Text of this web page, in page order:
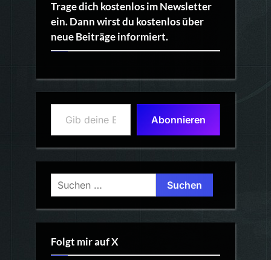
Trage dich kostenlos im Newsletter
ein. Dann wirst du kostenlos über
neue Beiträge informiert.
Gib deine E-Mail-Adresse ein ...
Abonnieren
Suchen
nach:
Folgt mir auf X